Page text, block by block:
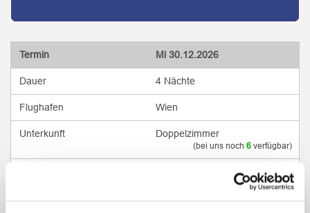
Mi 30.12.2026
4 Nächte
Wien
Doppelzimmer
(bei uns noch 6 verfügbar)
weiter